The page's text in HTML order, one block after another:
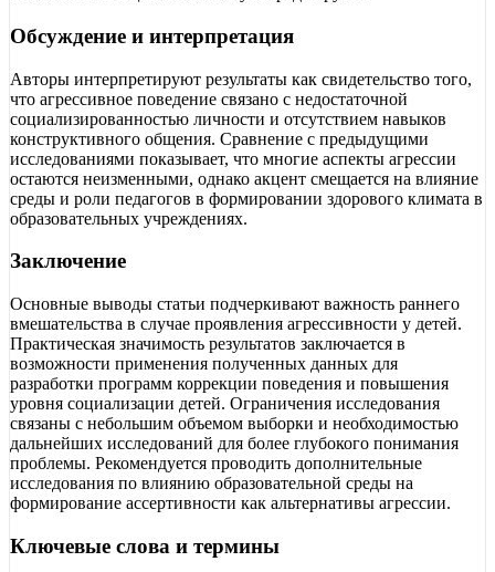
Обсуждение и интерпретация
Авторы интерпретируют результаты как свидетельство того,
что агрессивное поведение связано с недостаточной
социализированностью личности и отсутствием навыков
конструктивного общения. Сравнение с предыдущими
исследованиями показывает, что многие аспекты агрессии
остаются неизменными, однако акцент смещается на влияние
среды и роли педагогов в формировании здорового климата в
образовательных учреждениях.
Заключение
Основные выводы статьи подчеркивают важность раннего
вмешательства в случае проявления агрессивности у детей.
Практическая значимость результатов заключается в
возможности применения полученных данных для
разработки программ коррекции поведения и повышения
уровня социализации детей. Ограничения исследования
связаны с небольшим объемом выборки и необходимостью
дальнейших исследований для более глубокого понимания
проблемы. Рекомендуется проводить дополнительные
исследования по влиянию образовательной среды на
формирование ассертивности как альтернативы агрессии.
Ключевые слова и термины